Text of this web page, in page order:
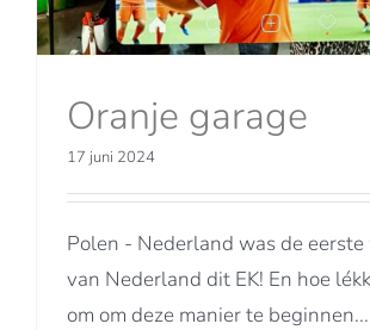
Oranje garage
17 juni 2024
Polen - Nederland was de
van Nederland dit EK! En hoe
om om deze manier te